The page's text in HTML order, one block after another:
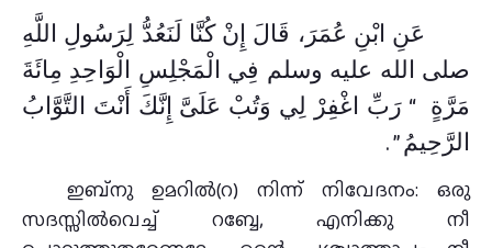
عَنِ ابْنِ عُمَرَ، قَالَ إِنْ كُنَّا لَنَعُدُّ لِرَسُولِ اللَّهِ
صلى الله عليه وسلم فِي الْمَجْلِسِ الْوَاحِدِ مِائَةَ
مَرَّةٍ ‏ “‏ رَبِّ اغْفِرْ لِي وَتُبْ عَلَىَّ إِنَّكَ أَنْتَ التَّوَّابُ
الرَّحِيمُ ‏”‏ ‏.‏
ഇബ്നു ഉമറില്‍(റ) നിന്ന് നിവേദനം: ഒരു
സദസ്സില്‍വെച്ച് റബ്ബേ, എനിക്കു നീ